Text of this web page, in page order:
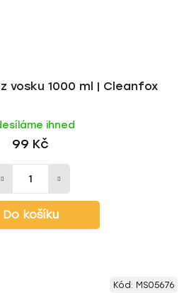
vosku 1000 ml | Cleanfox
ihned
99 Kč
Do košíku
Kód: MS05676